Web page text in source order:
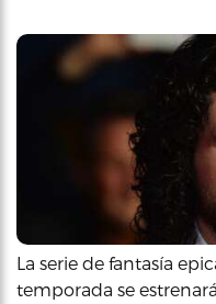
La serie de fantasía
temporada se